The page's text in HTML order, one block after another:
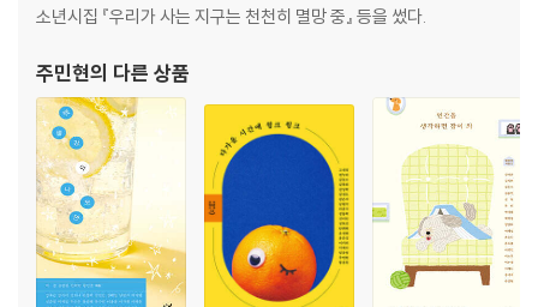
소년시집 『우리가 사는 지구는 천천히 멸망 중』 등을 썼다.
주민현의 다른 상품